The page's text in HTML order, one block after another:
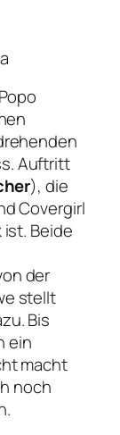
Auftritt
), die
Covergirl
Beide
der
stellt
Bis
ein
macht
noch